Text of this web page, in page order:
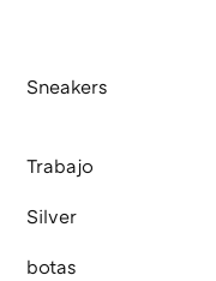
Sneakers
Trabajo
Silver
botas